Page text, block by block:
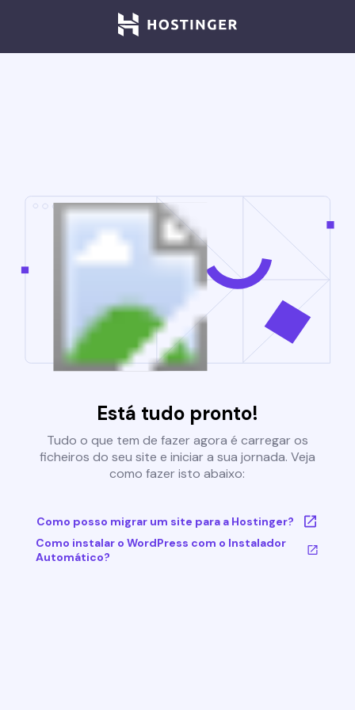
Está tudo pronto!
Tudo o que tem de fazer agora é carregar os
ficheiros do seu site e iniciar a sua jornada. Veja
como fazer isto abaixo:
Como posso migrar um site para a Hostinger?
Como instalar o WordPress com o Instalador
Automático?